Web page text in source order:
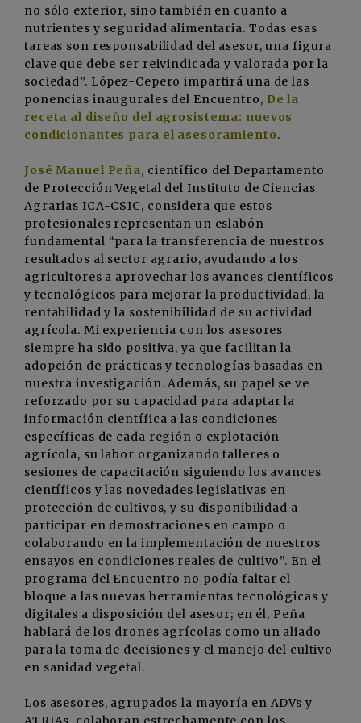
no sólo exterior, sino también en cuanto a
nutrientes y seguridad alimentaria. Todas esas
tareas son responsabilidad del asesor, una figura
clave que debe ser reivindicada y valorada por la
sociedad”. López-Cepero impartirá una de las
ponencias inaugurales del Encuentro, De la
receta al diseño del agrosistema: nuevos
condicionantes para el asesoramiento.
José Manuel Peña, científico del Departamento
de Protección Vegetal del Instituto de Ciencias
Agrarias ICA-CSIC, considera que estos
profesionales representan un eslabón
fundamental “para la transferencia de nuestros
resultados al sector agrario, ayudando a los
agricultores a aprovechar los avances científicos
y tecnológicos para mejorar la productividad, la
rentabilidad y la sostenibilidad de su actividad
agrícola. Mi experiencia con los asesores
siempre ha sido positiva, ya que facilitan la
adopción de prácticas y tecnologías basadas en
nuestra investigación. Además, su papel se ve
reforzado por su capacidad para adaptar la
información científica a las condiciones
específicas de cada región o explotación
agrícola, su labor organizando talleres o
sesiones de capacitación siguiendo los avances
científicos y las novedades legislativas en
protección de cultivos, y su disponibilidad a
participar en demostraciones en campo o
colaborando en la implementación de nuestros
ensayos en condiciones reales de cultivo”. En el
programa del Encuentro no podía faltar el
bloque a las nuevas herramientas tecnológicas y
digitales a disposición del asesor; en él, Peña
hablará de los drones agrícolas como un aliado
para la toma de decisiones y el manejo del cultivo
en sanidad vegetal.
Los asesores, agrupados la mayoría en ADVs y